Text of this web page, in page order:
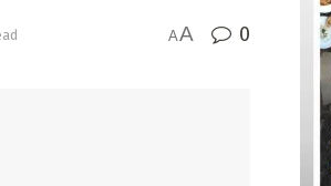
AA 0